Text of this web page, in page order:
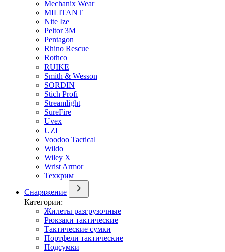
Mechanix Wear
MILITANT
Nite Ize
Peltor 3M
Pentagon
Rhino Rescue
Rothco
RUIKE
Smith & Wesson
SORDIN
Stich Profi
Streamlight
SureFire
Uvex
UZI
Voodoo Tactical
Wildo
Wiley X
Wrist Armor
Техкрим
Снаряжение
Категории:
Жилеты разгрузочные
Рюкзаки тактические
Тактические сумки
Портфели тактические
Подсумки